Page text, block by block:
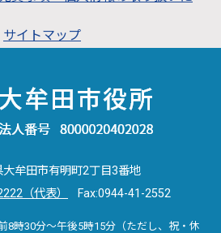
サイトマップ
牟田市有明町2丁目3番地
（代表） Fax:0944-41-2552
8時30分～午後5時15分（ただし、祝・休